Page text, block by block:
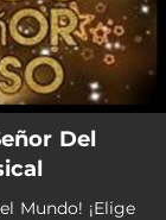
Perreando
Que Aventura
Caprichosa
Manos Arriba
Me Enloqueces
Del
Mundo! ¡Elige